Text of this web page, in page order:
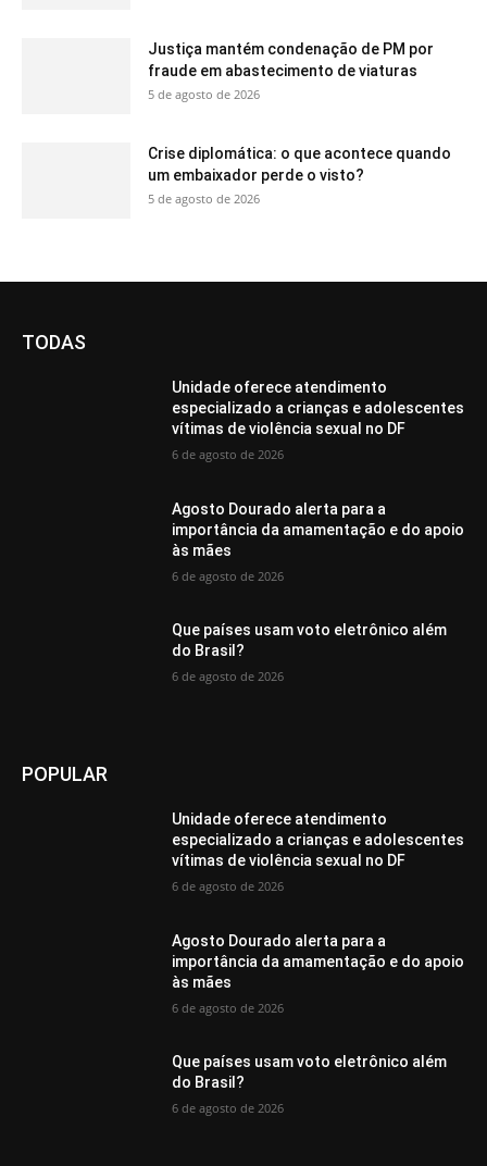
Justiça mantém condenação de PM por
fraude em abastecimento de viaturas
5 de agosto de 2026
Crise diplomática: o que acontece quando
um embaixador perde o visto?
5 de agosto de 2026
TODAS
Unidade oferece atendimento
especializado a crianças e adolescentes
vítimas de violência sexual no DF
6 de agosto de 2026
Agosto Dourado alerta para a
importância da amamentação e do apoio
às mães
6 de agosto de 2026
Que países usam voto eletrônico além
do Brasil?
6 de agosto de 2026
POPULAR
Unidade oferece atendimento
especializado a crianças e adolescentes
vítimas de violência sexual no DF
6 de agosto de 2026
Agosto Dourado alerta para a
importância da amamentação e do apoio
às mães
6 de agosto de 2026
Que países usam voto eletrônico além
do Brasil?
6 de agosto de 2026